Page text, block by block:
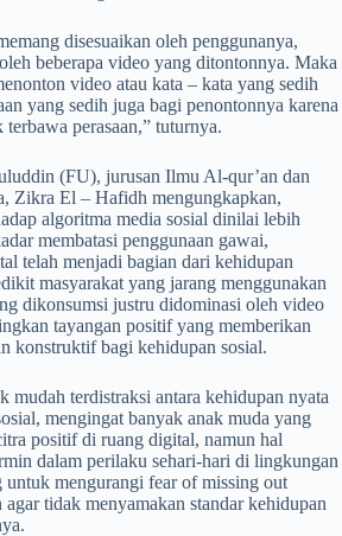
disesuaikan oleh penggunanya,
beberapa video yang ditontonnya. Maka
video atau kata – kata yang sedih
yang sedih juga bagi penontonnya karena
perasaan,” tuturnya.
(FU), jurusan Ilmu Al-qur’an dan
Zikra El – Hafidh mengungkapkan,
algoritma media sosial dinilai lebih
membatasi penggunaan gawai,
telah menjadi bagian dari kehidupan
masyarakat yang jarang menggunakan
dikonsumsi justru didominasi oleh video
tayangan positif yang memberikan
konstruktif bagi kehidupan sosial.
mudah terdistraksi antara kehidupan nyata
mengingat banyak anak muda yang
positif di ruang digital, namun hal
dalam perilaku sehari-hari di lingkungan
untuk mengurangi fear of missing out
tidak menyamakan standar kehidupan